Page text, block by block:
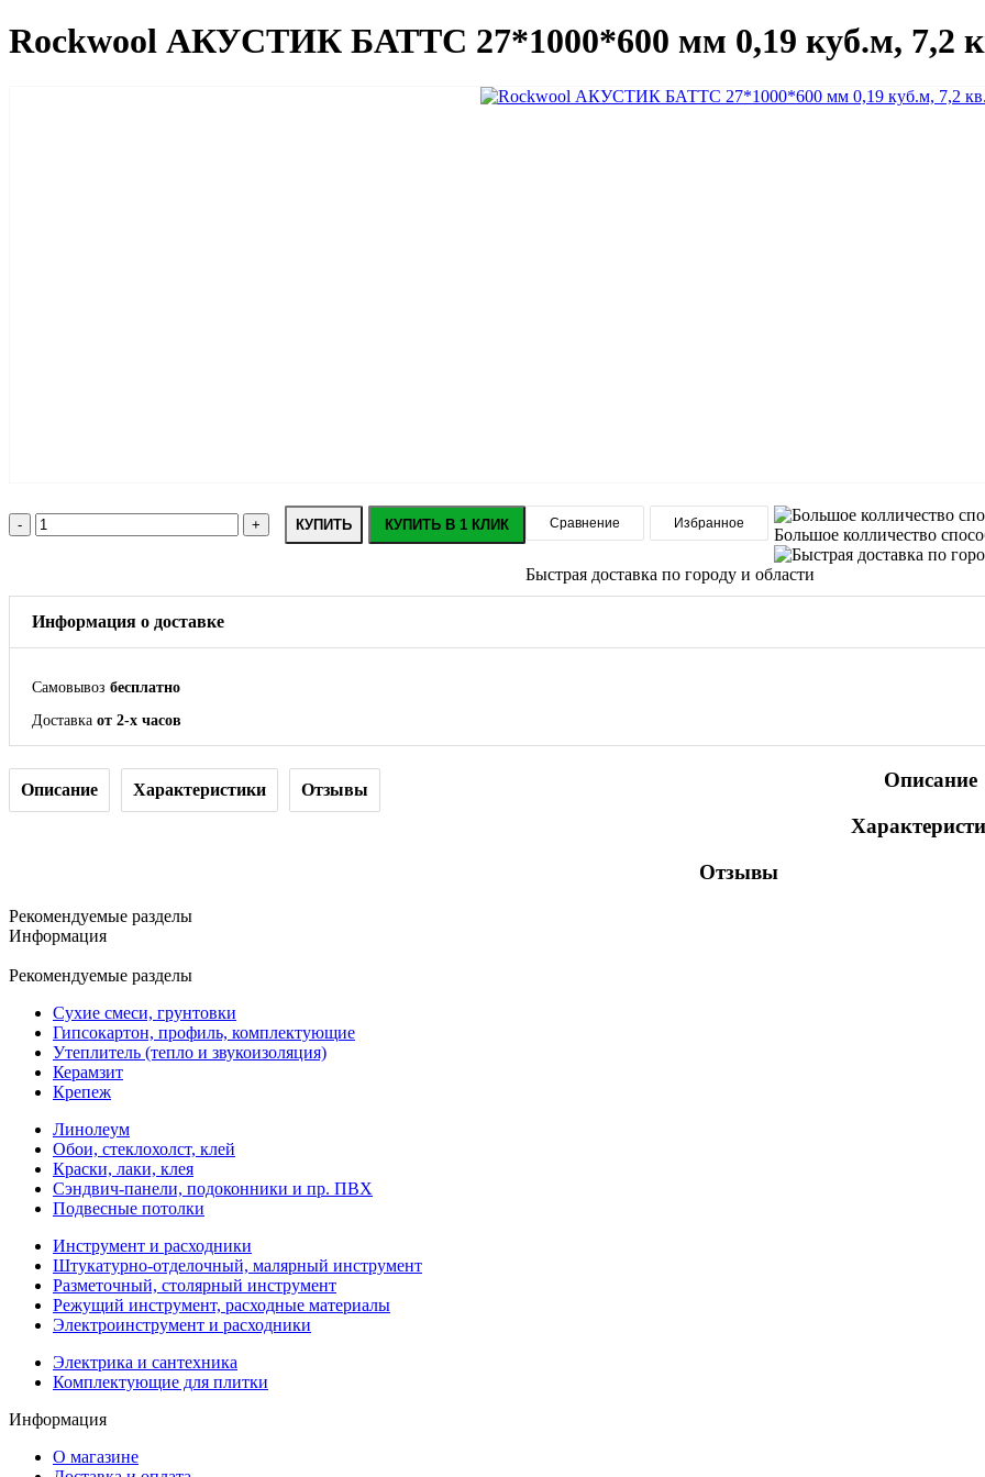
Rockwool АКУСТИК БАТТС 27*1000*600 мм 0,19 куб.м, 7,2
КУПИТЬ КУПИТЬ В 1 КЛИК Сравнение Избранное
Большое колличество
Быстрая доставка по городу и области
Информация о доставке
Самовывоз бесплатно
Доставка от 2-х часов
Описание Характеристики Отзывы
Описание
Отзывы
Рекомендуемые разделы
Информация
Рекомендуемые разделы
Сухие смеси, грунтовки
Гипсокартон, профиль, комплектующие
Утеплитель (тепло и звукоизоляция)
Керамзит
Крепеж
Линолеум
Обои, стеклохолст, клей
Краски, лаки, клея
Сэндвич-панели, подоконники и пр. ПВХ
Подвесные потолки
Инструмент и расходники
Штукатурно-отделочный, малярный инструмент
Разметочный, столярный инструмент
Режущий инструмент, расходные материалы
Электроинструмент и расходники
Электрика и сантехника
Комплектующие для плитки
Информация
О магазине